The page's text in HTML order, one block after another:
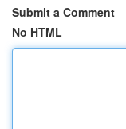
Submit a Comment
No HTML